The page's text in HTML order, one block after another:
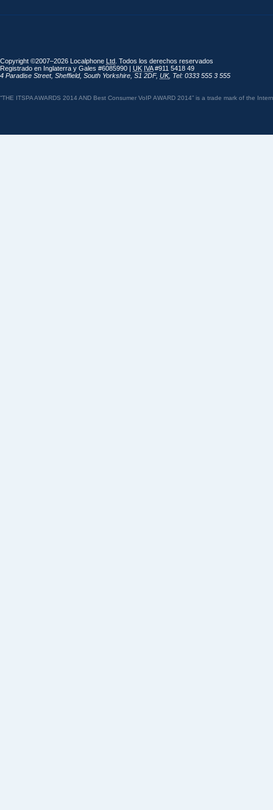
Copyright ©2007–2026 Localphone Ltd . Todos los derechos reservados
Registrado en Inglaterra y Gales #6085990 | UK IVA#911 5418 49
4 Paradise Street, Sheffield, South Yorkshire S1 2DF, UK, Tel: 0333 555 3 555
“THE ITSPA AWARDS 2014 AND Best Consumer VoIP AWARD 2014” is a trade mark of the